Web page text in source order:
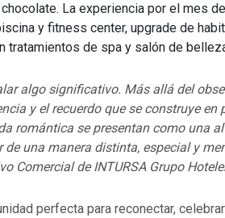
La experiencia por el mes
y fitness center, upgrade de
tratamientos de spa y salón de
algo significativo. Más allá del
y el recuerdo que se construye en
romántica se presentan como una
una manera distinta, especial y
Comercial de INTURSA Grupo
perfecta para reconectar,